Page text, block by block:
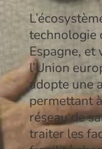
technologie
Espagne, et
l’Union
adopte une
permettant
réseau de
traiter les